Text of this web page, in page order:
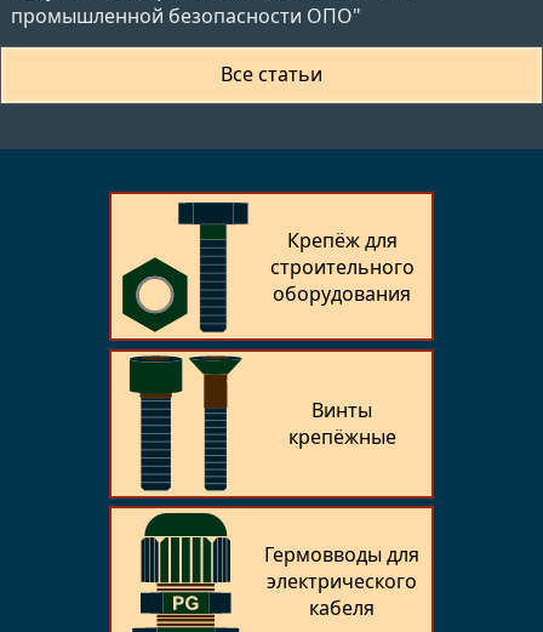
промышленной безопасности ОПО"
Все статьи
Крепёж для
строительного
оборудования
Винты
крепёжные
Гермовводы для
электрического
кабеля